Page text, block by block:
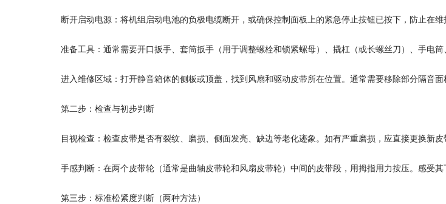
断开启动电源：将机组启动电池的负极电缆断开，或确保控制面板上的紧急停止按钮已按下，防止在维
准备工具：通常需要开口扳手、套筒扳手（用于调整螺栓和锁紧螺母）、撬杠（或长螺丝刀）、手电筒
进入维修区域：打开静音箱体的侧板或顶盖，找到风扇和驱动皮带所在位置。通常需要移除部分隔音
第二步：检查与初步判断
目视检查：检查皮带是否有裂纹、磨损、侧面发亮、缺边等老化迹象。如有严重磨损，应直接更换新皮
手感判断：在两个皮带轮（通常是曲轴皮带轮和风扇皮带轮）中间的皮带段，用拇指用力按压。感受其
第三步：标准松紧度判断（两种方法）